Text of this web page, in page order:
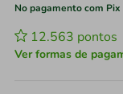
No pagamento com Pix
12.563 pontos
Ver formas de